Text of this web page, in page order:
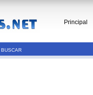
Principal
BUSCAR